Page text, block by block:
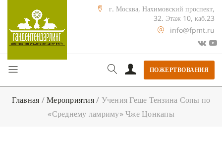
г. Москва, Нахимовский проспект,
32. Этаж 10, каб.23
info@fpmt.ru
ПОЖЕРТВОВАНИЯ
Главная /Мероприятия/ Учения Геше Тензина Сопы по
«Среднему ламриму» Чже Цонкапы